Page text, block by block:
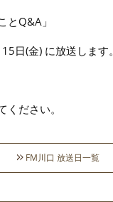
とQ&A」
日(金) に放送します。
ださい。
FM川口 放送日一覧